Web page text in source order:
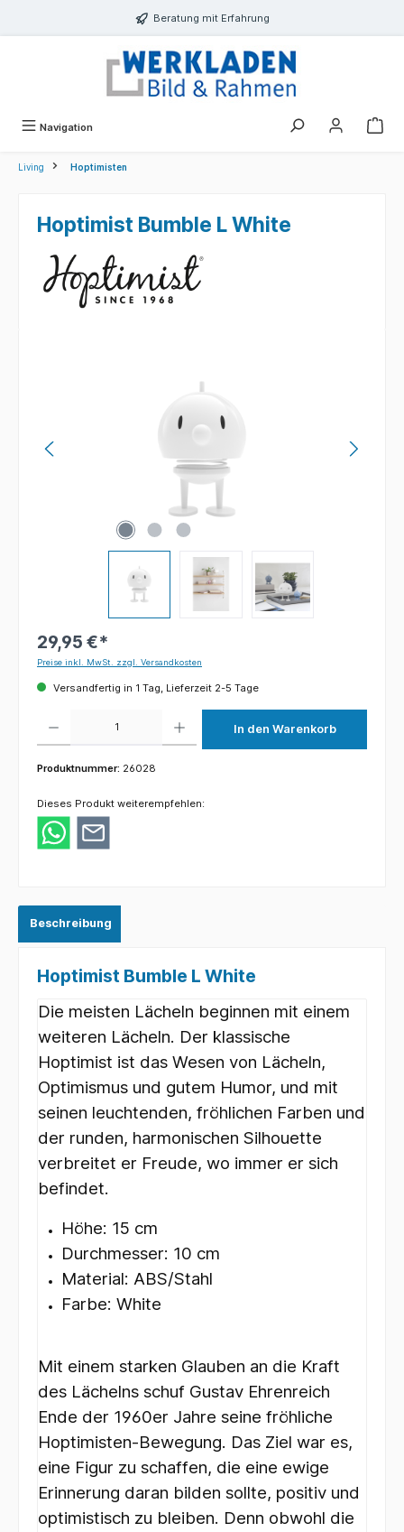
Beratung mit Erfahrung
Navigation
Living Hoptimisten
Hoptimist Bumble L White
29,95 €*
Preise inkl. MwSt. zzgl. Versandkosten
Versandfertig in 1 Tag, Lieferzeit 2-5 Tage
In den Warenkorb
Produktnummer: 26028
Dieses Produkt weiterempfehlen:
Beschreibung
Hoptimist Bumble L White
Die meisten Lächeln beginnen mit einem
weiteren Lächeln. Der klassische
Hoptimist ist das Wesen von Lächeln,
Optimismus und gutem Humor, und mit
seinen leuchtenden, fröhlichen Farben und
der runden, harmonischen Silhouette
verbreitet er Freude, wo immer er sich
befindet.
Höhe: 15 cm
Durchmesser: 10 cm
Material: ABS/Stahl
Farbe: White
Mit einem starken Glauben an die Kraft
des Lächelns schuf Gustav Ehrenreich
Ende der 1960er Jahre seine fröhliche
Hoptimisten-Bewegung. Das Ziel war es,
eine Figur zu schaffen, die eine ewige
Erinnerung daran bilden sollte, positiv und
optimistisch zu bleiben. Denn obwohl die